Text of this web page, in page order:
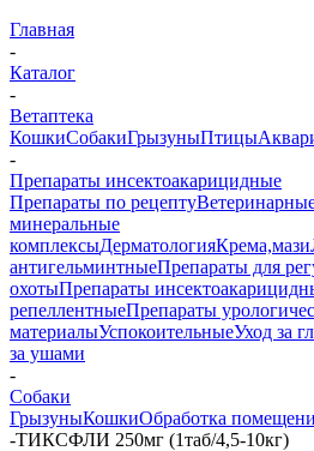
Главная
-
Каталог
-
Ветаптека
КошкиСобакиГрызуныПтицы
-
Препараты инсектоакарицидные
Препараты по рецепту
минеральные
комплексыДерматологияКрема,мази
антигельминтныеПрепараты для
охотыПрепараты
репеллентныеПрепараты
материалыУспокоительныеУход за
за ушами
-
Собаки
ГрызуныКошкиОбработка
-ТИКСФЛИ 250мг (1таб/4,5-10кг)